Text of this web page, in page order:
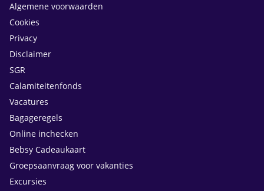
Algemene voorwaarden
Cookies
Privacy
Disclaimer
SGR
Calamiteitenfonds
Vacatures
Bagageregels
Online inchecken
Bebsy Cadeaukaart
Groepsaanvraag voor vakanties
Excursies